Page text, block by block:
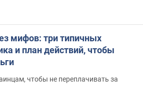
мифов: три типичных
и план действий, чтобы
чтобы не переплачивать за